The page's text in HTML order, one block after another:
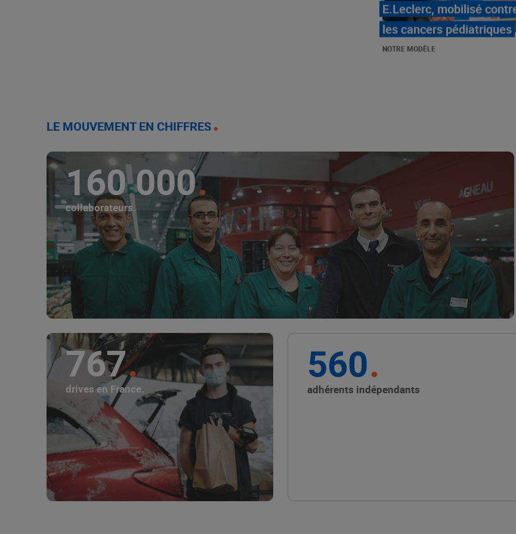
E.LECLERC ET SES
COMBATS
NOTRE MODÈLE
« Repérage » - La nouvelle
revue de tendances de
Marque Repère
ALIMENTATION DE QUALITÉ
producteurs avec les
LE MOUVEMENT EN CHIFFRES
160 000
collaborateurs.
767
drives en France.
560
adhérents indépendants